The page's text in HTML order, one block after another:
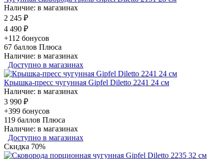
Наличие: в магазинах
2 245 ₽
4 490 ₽
+112 бонусов
67 баллов Плюса
Наличие: в магазинах
Доступно в магазинах
Крышка-пресс чугунная Gipfel Diletto 2241 24 см
Наличие: в магазинах
3 990 ₽
+399 бонусов
119 баллов Плюса
Наличие: в магазинах
Доступно в магазинах
Скидка 70%